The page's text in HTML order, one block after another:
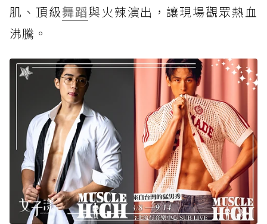
肌、頂級舞蹈與火辣演出，讓現場觀眾熱血
沸騰。